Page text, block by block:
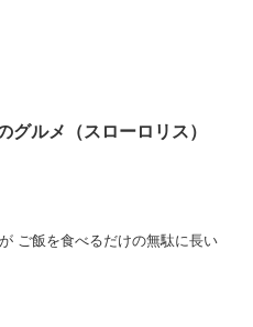
グルメ（スローロリス）
ご飯を食べるだけの無駄に長い